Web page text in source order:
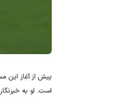
پیش از آغاز این
است. او به